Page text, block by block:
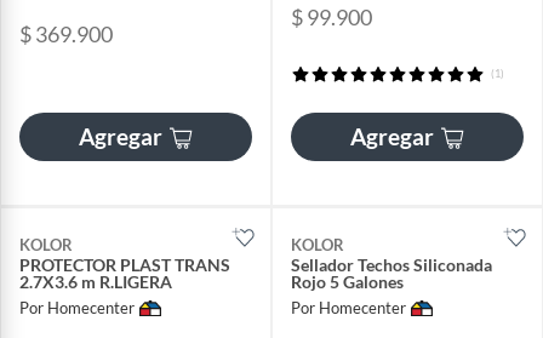
$ 369.900
Agregar
$ 99.900
(1)
Agregar
KOLOR
PROTECTOR PLAST TRANS
2.7X3.6 m R.LIGERA
Por Homecenter
KOLOR
Sellador Techos Siliconada
Rojo 5 Galones
Por Homecenter